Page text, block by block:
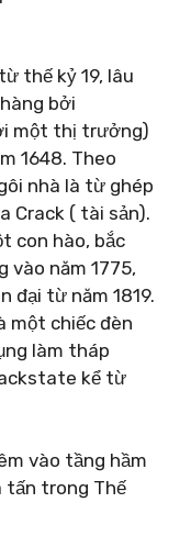
thế kỷ 19, lâu
bởi
một thị trưởng)
1648. Theo
nhà là từ ghép
Crack ( tài sản).
con hào, bắc
vào năm 1775,
đại từ năm 1819.
một chiếc đèn
làm tháp
kể từ
vào tầng hầm
tấn trong Thế